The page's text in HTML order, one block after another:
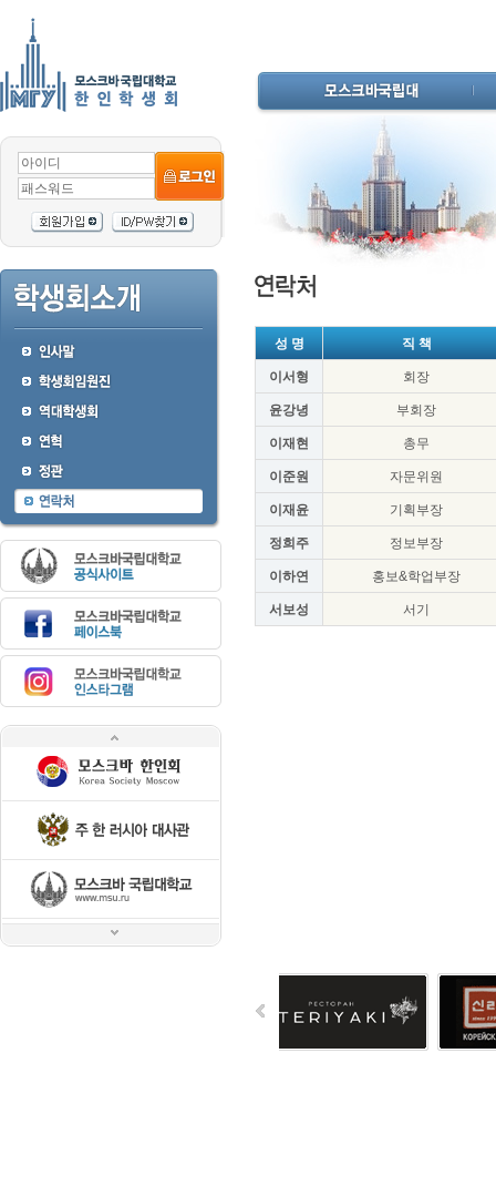
성 명 직 책
이서형 회장
윤강녕 부회장
이재현 총무
이준원 자문위원
이재윤 기획부장
정희주 정보부장
이하연 홍보&학업부장
서보성 서기